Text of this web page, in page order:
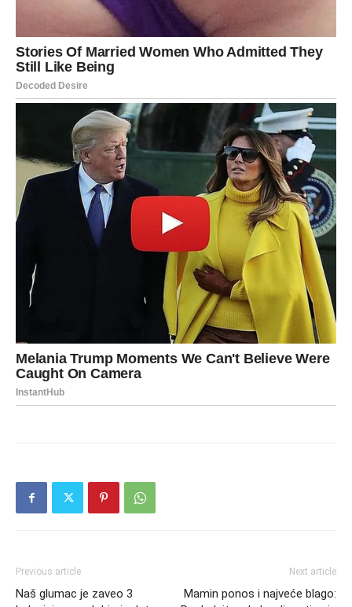
Previous article
Naš glumac je zaveo 3
Next article
Mamin ponos i najveće blago: